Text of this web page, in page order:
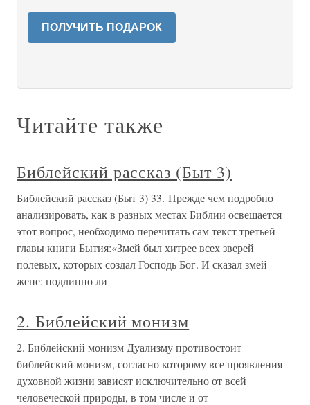
ПОЛУЧИТЬ ПОДАРОК
Читайте также
Библейский рассказ (Быт 3)
Библейский рассказ (Быт 3) 33. Прежде чем подробно
анализировать, как в разных местах Библии освещается
этот вопрос, необходимо перечитать сам текст третьей
главы книги Бытия:«Змей был хитрее всех зверей
полевых, которых создал Господь Бог. И сказал змей
жене: подлинно ли
2. Библейский монизм
2. Библейский монизм Дуализму противостоит
библейский монизм, согласно которому все проявления
духовной жизни зависят исключительно от всей
человеческой природы, в том числе и от